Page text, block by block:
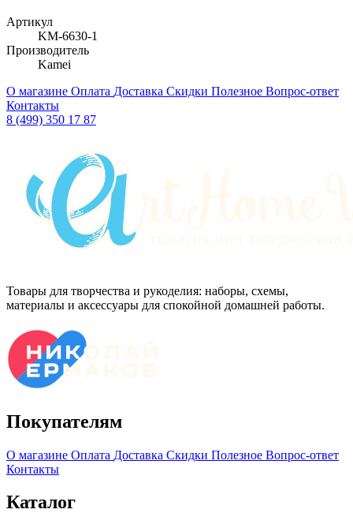
Артикул
KM-6630-1
Производитель
Kamei
О магазине Оплата Доставка Скидки Полезное Вопрос-ответ
Контакты
8 (499) 350 17 87
Товары для творчества и рукоделия: наборы, схемы,
материалы и аксессуары для спокойной домашней работы.
Покупателям
О магазине Оплата Доставка Скидки Полезное Вопрос-ответ
Контакты
Каталог